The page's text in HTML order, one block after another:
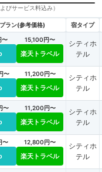
びサービス料込み）
ラン(参考価格) 宿タイプ
〜 15,100円〜
楽天トラベル
シティホ
テル
〜 11,200円〜
楽天トラベル
シティホ
テル
〜 11,200円〜
楽天トラベル
シティホ
テル
〜 12,800円〜
楽天トラベル
シティホ
テル